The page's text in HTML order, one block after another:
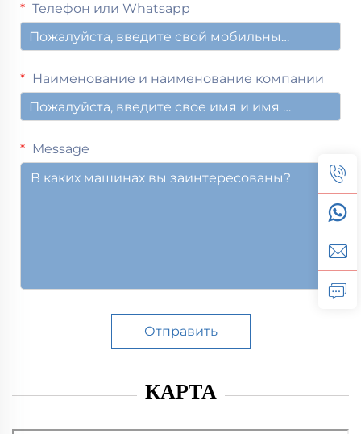
Телефон или Whatsapp
Наименование и наименование компании
Message
Отправить
КАРТА